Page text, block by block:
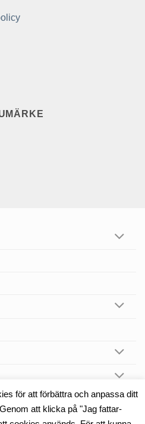
för att förbättra och anpassa ditt
att klicka på "Jag fattar-